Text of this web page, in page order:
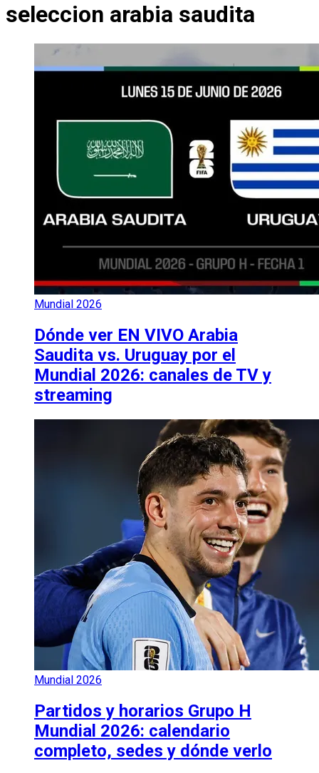
seleccion arabia saudita
Mundial 2026
Dónde ver EN VIVO Arabia
Saudita vs. Uruguay por el
Mundial 2026: canales de TV y
streaming
Mundial 2026
Partidos y horarios Grupo H
Mundial 2026: calendario
completo, sedes y dónde verlo